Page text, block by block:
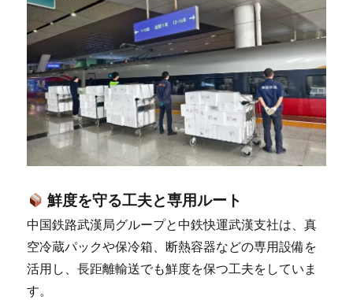
鮮度を守る工夫と専用ルート
中国鉄路武漢局グループと中鉄快運武漢支社は、真
空冷蔵パックや保冷箱、断熱容器などの専用設備を
活用し、長距離輸送でも鮮度を保つ工夫をしていま
す。